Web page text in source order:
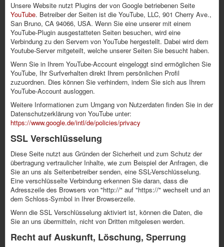
Unsere Website nutzt Plugins der von Google betriebenen Seite
YouTube. Betreiber der Seiten ist die YouTube, LLC, 901 Cherry Ave.,
San Bruno, CA 94066, USA. Wenn Sie eine unserer mit einem
YouTube-Plugin ausgestatteten Seiten besuchen, wird eine
Verbindung zu den Servern von YouTube hergestellt. Dabei wird dem
Youtube-Server mitgeteilt, welche unserer Seiten Sie besucht haben.
Wenn Sie in Ihrem YouTube-Account eingeloggt sind ermöglichen Sie
YouTube, Ihr Surfverhalten direkt Ihrem persönlichen Profil
zuzuordnen. Dies können Sie verhindern, indem Sie sich aus Ihrem
YouTube-Account ausloggen.
Weitere Informationen zum Umgang von Nutzerdaten finden Sie in der
Datenschutzerklärung von YouTube unter:
https://www.google.de/intl/de/policies/privacy
SSL Verschlüsselung
Diese Seite nutzt aus Gründen der Sicherheit und zum Schutz der
übertragung vertraulicher Inhalte, wie zum Beispiel der Anfragen, die
Sie an uns als Seitenbetreiber senden, eine SSL-Verschlüsselung.
Eine verschlüsselte Verbindung erkennen Sie daran, dass die
Adresszeile des Browsers von "http://" auf "https://" wechselt und an
dem Schloss-Symbol in Ihrer Browserzeile.
Wenn die SSL Verschlüsselung aktiviert ist, können die Daten, die
Sie an uns übermitteln, nicht von Dritten mitgelesen werden.
Recht auf Auskunft, Löschung, Sperrung